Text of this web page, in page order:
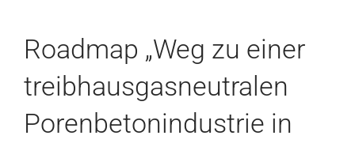
Roadmap „Weg zu einer
treibhausgasneutralen
Porenbetonindustrie in